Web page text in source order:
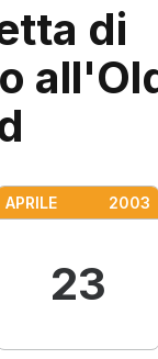
di
APRILE 2003
23